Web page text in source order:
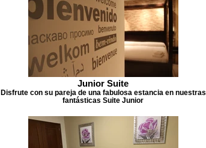
Junior Suite
Disfrute con su pareja de una fabulosa estancia en nuestras
fantásticas Suite Junior